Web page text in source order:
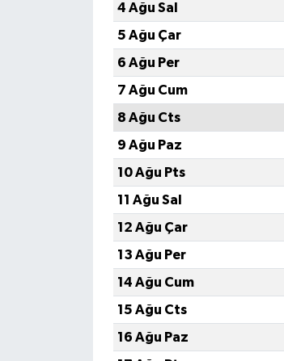
4 Ağu Sal
5 Ağu Çar
6 Ağu Per
7 Ağu Cum
8 Ağu Cts
9 Ağu Paz
10 Ağu Pts
11 Ağu Sal
12 Ağu Çar
13 Ağu Per
14 Ağu Cum
15 Ağu Cts
16 Ağu Paz